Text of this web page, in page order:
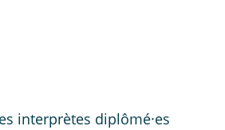
interprètes diplômé·es